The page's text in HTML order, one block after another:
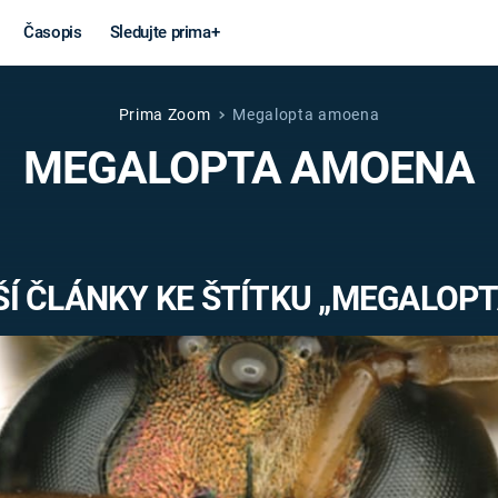
Časopis Sledujte prima+
Věda a
technika
MARS
Války
VÁLEČNÉ
Záhady a
Prima Zoom Megalopta amoena
MEGALOPTA AMOENA
ČLÁNKY KE ŠTÍTKU